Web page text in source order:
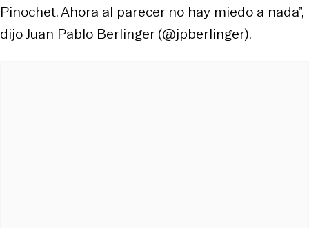
Pinochet. Ahora al parecer no hay miedo a nada”,
dijo Juan Pablo Berlinger (@jpberlinger).